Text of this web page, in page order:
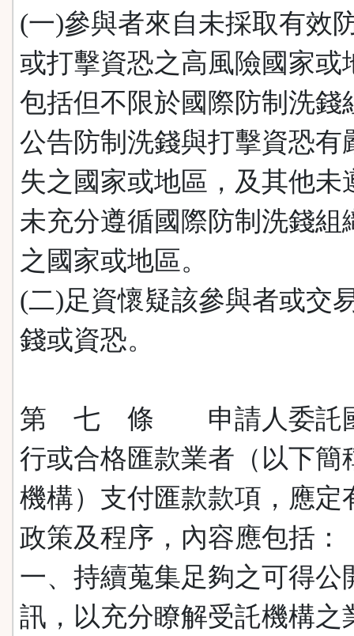
(一)參與者來自未採取有效
或打擊資恐之高風險國家或
包括但不限於國際防制洗錢
公告防制洗錢與打擊資恐有
失之國家或地區，及其他未
未充分遵循國際防制洗錢組
之國家或地區。
(二)足資懷疑該參與者或交
錢或資恐。
第 七 條 申請人委託
行或合格匯款業者（以下簡
機構）支付匯款款項，應定
政策及程序，內容應包括：
一、持續蒐集足夠之可得公
訊，以充分瞭解受託機構之